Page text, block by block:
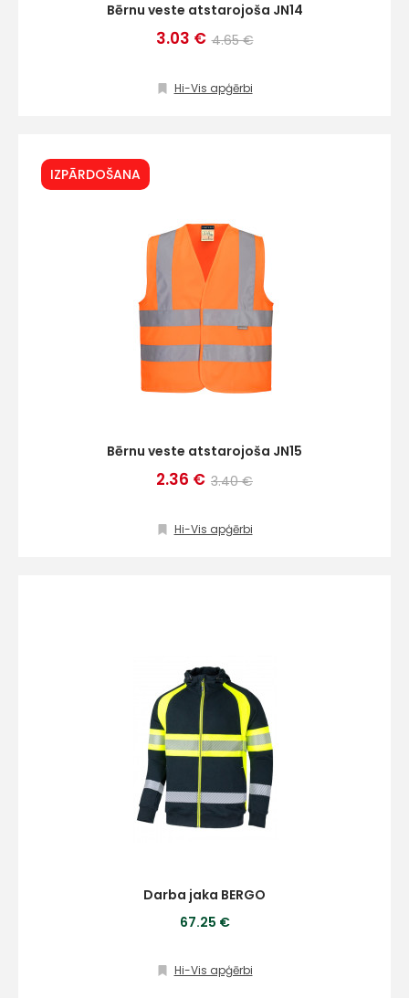
Bērnu veste atstarojoša JN14
3.03 € 4.65 €
Hi-Vis apģērbi
IZPĀRDOŠANA
Bērnu veste atstarojoša JN15
2.36 € 3.40 €
Hi-Vis apģērbi
Darba jaka BERGO
67.25 €
Hi-Vis apģērbi